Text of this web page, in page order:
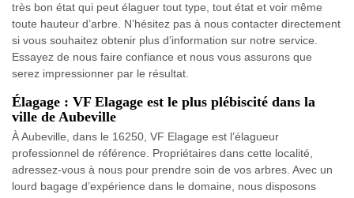
très bon état qui peut élaguer tout type, tout état et voir même
toute hauteur d’arbre. N’hésitez pas à nous contacter directement
si vous souhaitez obtenir plus d’information sur notre service.
Essayez de nous faire confiance et nous vous assurons que
serez impressionner par le résultat.
Élagage : VF Elagage est le plus plébiscité dans la
ville de Aubeville
À Aubeville, dans le 16250, VF Elagage est l’élagueur
professionnel de référence. Propriétaires dans cette localité,
adressez-vous à nous pour prendre soin de vos arbres. Avec un
lourd bagage d’expérience dans le domaine, nous disposons